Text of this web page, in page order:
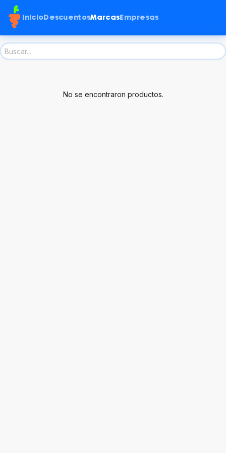
Inicio DescuentosMarcas Empresas
No se encontraron productos.